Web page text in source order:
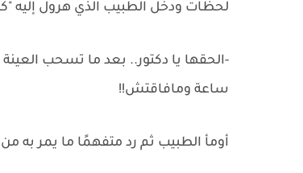
لحظات ودخل الطبيب الذي هرول إليه
-الحقها يا دكتور.. بعد ما تسحب
ساعة ومافاقتش!!
أومأ الطبيب ثم رد متفهمًا ما يمر به